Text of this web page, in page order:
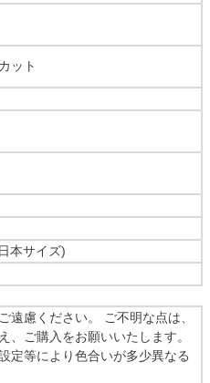
ット
本サイズ)
遠慮ください。 ご不明な点は、
、ご購入をお願いいたします。
定等により色合いが多少異なる